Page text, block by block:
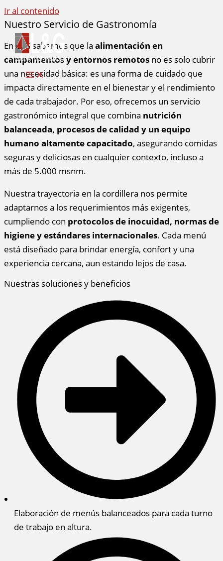
Ir al contenido
Nuestro Servicio de Gastronomía
En LyG sabemos que la alimentación en
campamentos y entornos remotos no es solo cubrir
una necesidad básica: es una forma de cuidado que
impacta directamente en el bienestar y el rendimiento
de cada trabajador. Por eso, ofrecemos un servicio
gastronómico integral que combina nutrición
balanceada, procesos de calidad y un equipo
humano altamente capacitado, asegurando comidas
seguras y deliciosas en cualquier contexto, incluso a
más de 5.000 msnm.
Nuestra trayectoria en la cordillera nos permite
adaptarnos a los requerimientos más exigentes,
cumpliendo con protocolos de inocuidad, normas de
higiene y estándares internacionales. Cada menú
está diseñado para brindar energía, confort y una
experiencia cercana, aun estando lejos de casa.
Nuestras soluciones y beneficios
Elaboración de menús balanceados para cada turno
de trabajo en altura.